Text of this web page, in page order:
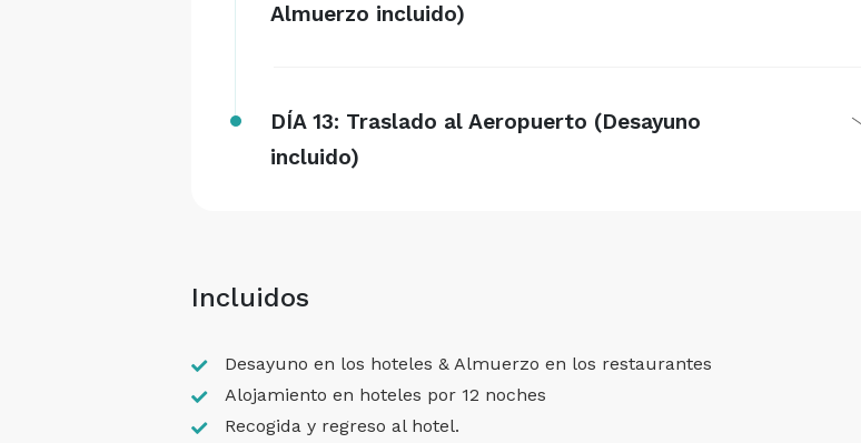
Almuerzo incluido)
DÍA 13: Traslado al Aeropuerto (Desayuno
incluido)
Incluidos
Desayuno en los hoteles & Almuerzo en los restaurantes
Alojamiento en hoteles por 12 noches
Recogida y regreso al hotel.